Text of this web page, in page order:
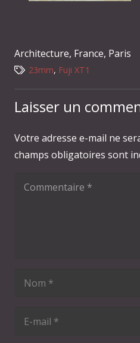
Architecture, France, Paris
23mm, Fuji XT1
Laisser un
Votre adresse e-mail ne
champs obligatoires sont